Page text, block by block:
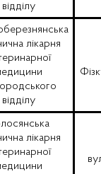
відділу
лікарня
відділу
лікарня